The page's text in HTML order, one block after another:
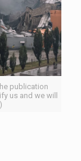
publication
us and we will